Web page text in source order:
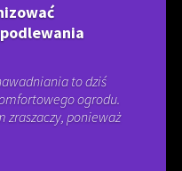
to dziś
ogrodu.
zraszaczy, ponieważ